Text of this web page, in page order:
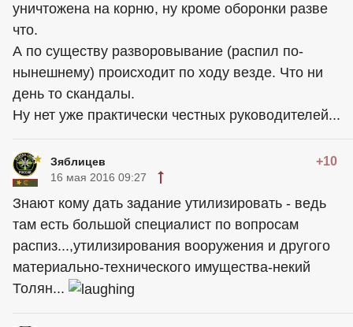
уничтожена на корню, ну кроме оборонки разве
что.
А по существу разворовывание (распил по-
нынешнему) происходит по ходу везде. Что ни
день то скандалы.
Ну нет уже практически честных руководителей...
Зяблицев +10
16 мая 2016 09:27
Знают кому дать задание утилизировать - ведь
там есть большой специалист по вопросам
распиз...,утилизирования вооружения и другого
материально-технического имущества-некий
Толян...